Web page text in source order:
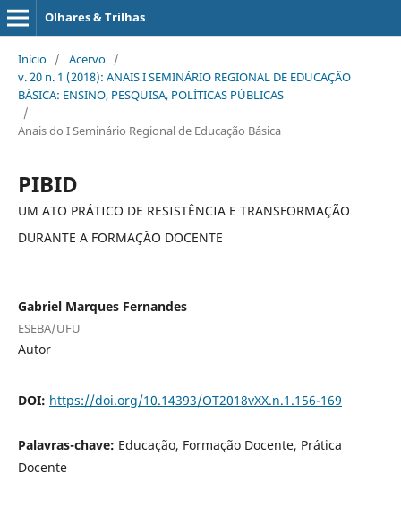
Olhares & Trilhas
Início / Acervo /
v. 20 n. 1 (2018): ANAIS I SEMINÁRIO REGIONAL DE EDUCAÇÃO
BÁSICA: ENSINO, PESQUISA, POLÍTICAS PÚBLICAS
/
Anais do I Seminário Regional de Educação Básica
PIBID
UM ATO PRÁTICO DE RESISTÊNCIA E TRANSFORMAÇÃO
DURANTE A FORMAÇÃO DOCENTE
Gabriel Marques Fernandes
ESEBA/UFU
Autor
DOI: https://doi.org/10.14393/OT2018vXX.n.1.156-169
Palavras-chave: Educação, Formação Docente, Prática
Docente